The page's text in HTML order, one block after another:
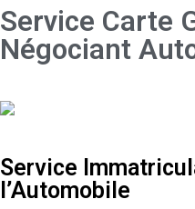
Service Carte
Négociant
Service
l’Automobile